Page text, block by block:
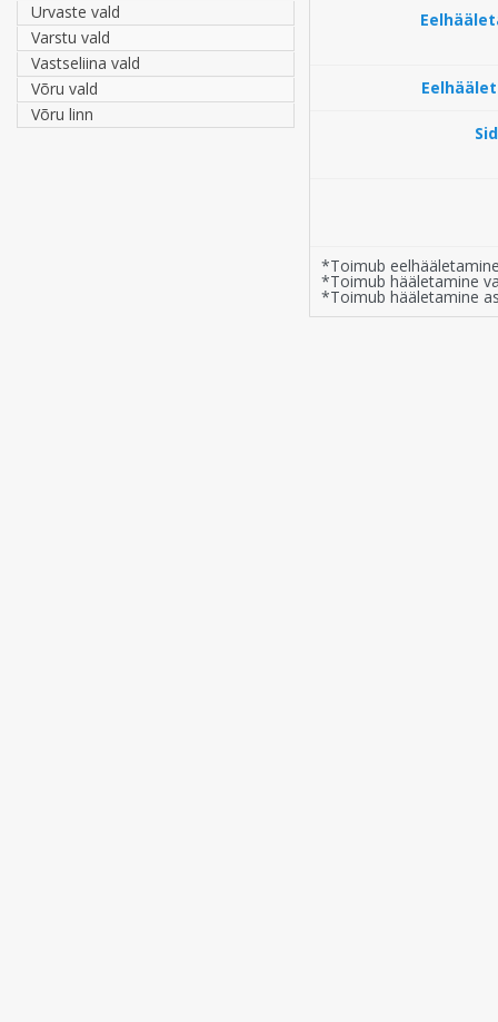
Urvaste vald
Varstu vald
Vastseliina vald
Võru vald
Võru linn
*Toimub
*Toimub hääletamine
*Toimub hääletamine